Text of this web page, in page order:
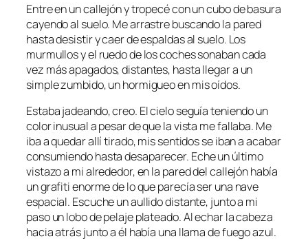
Entre en un callejón y tropecé con un cubo de basura
cayendo al suelo. Me arrastre buscando la pared
hasta desistir y caer de espaldas al suelo. Los
murmullos y el ruedo de los coches sonaban cada
vez más apagados, distantes, hasta llegar a un
simple zumbido, un hormigueo en mis oídos.
Estaba jadeando, creo. El cielo seguía teniendo un
color inusual a pesar de que la vista me fallaba. Me
iba a quedar allí tirado, mis sentidos se iban a acabar
consumiendo hasta desaparecer. Eche un último
vistazo a mi alrededor, en la pared del callejón había
un grafiti enorme de lo que parecía ser una nave
espacial. Escuche un aullido distante, junto a mi
paso un lobo de pelaje plateado. Al echar la cabeza
hacia atrás junto a él había una llama de fuego azul.